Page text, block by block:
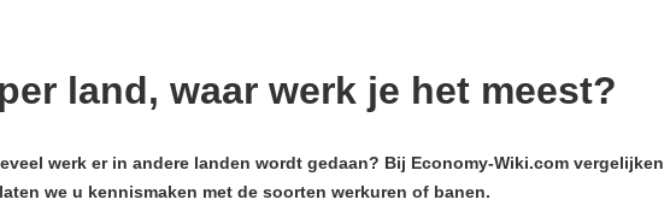
land, waar werk je het meest?
werk er in andere landen wordt gedaan? Bij Economy-Wiki.com vergelijken
we u kennismaken met de soorten werkuren of banen.